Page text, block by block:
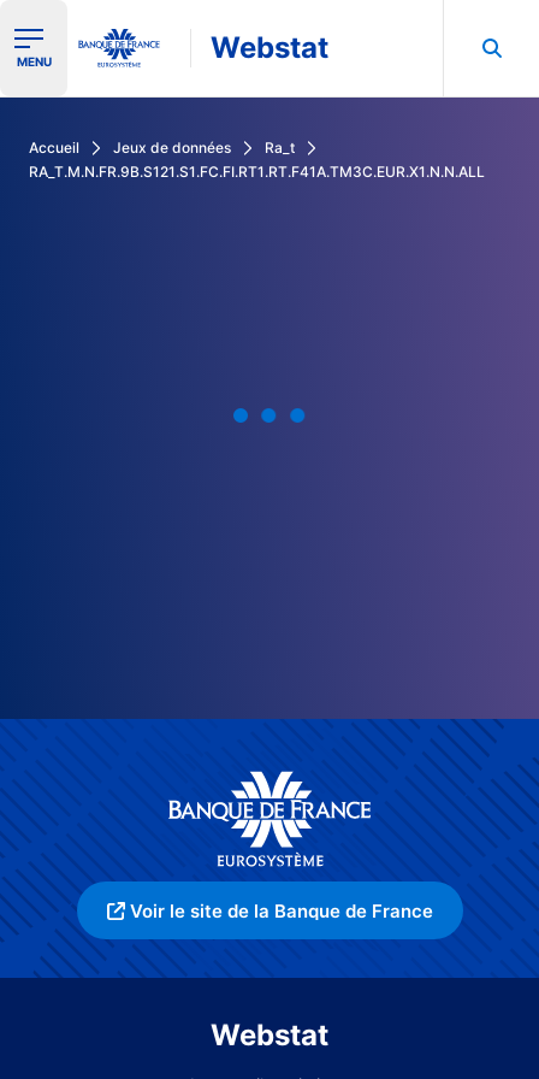
Ouvrir le menu de navigation
MENU Webstat
Accueil Jeux de données
Ra_t
RA_T.M.N.FR.9B.S121.S1.FC.FI.RT1.RT.F41A.TM3C.EUR.X1.N.N.ALL
Voir le site de la Banque de France
Webstat